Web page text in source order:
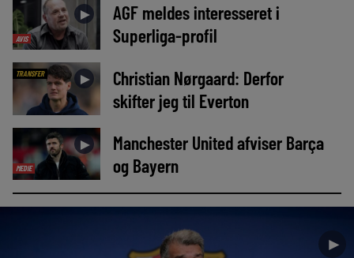
AVIS
►
AGF meldes interesseret i
Superliga-profil
TRANSFER ►
Christian Nørgaard: Derfor
skifter jeg til Everton
MEDIE
►
Manchester United afviser Barça
og Bayern
►